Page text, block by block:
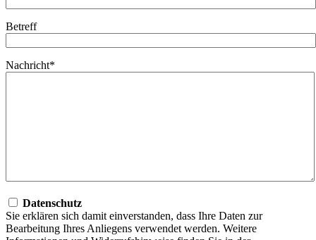
Betreff
Nachricht*
Datenschutz
Sie erklären sich damit einverstanden, dass Ihre Daten zur
Bearbeitung Ihres Anliegens verwendet werden. Weitere